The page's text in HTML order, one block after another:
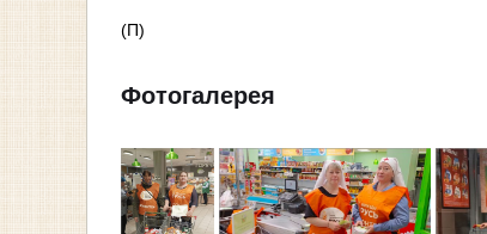
(П)
Фотогалерея